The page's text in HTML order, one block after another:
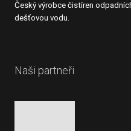
Český výrobce čistíren
dešťovou vodu.
Naši partneři